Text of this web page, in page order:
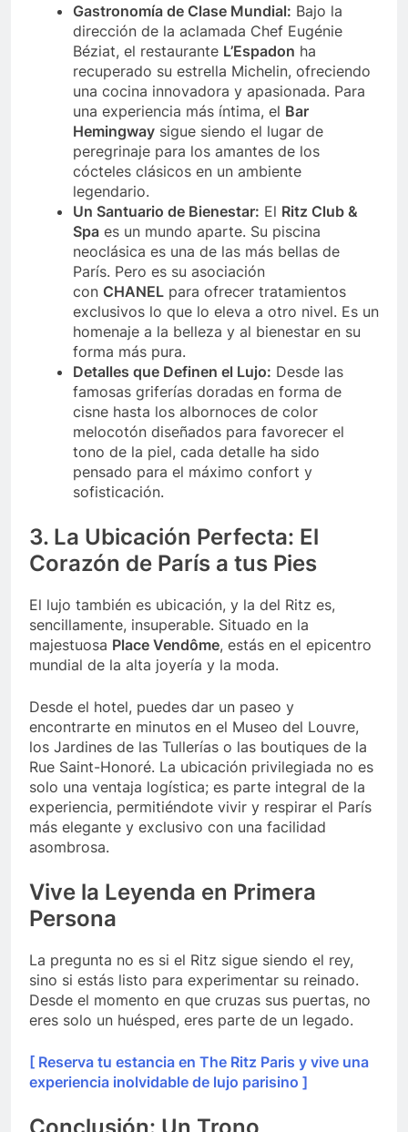
Gastronomía de Clase Mundial: Bajo la
dirección de la aclamada Chef Eugénie
Béziat, el restaurante L’Espadon ha
recuperado su estrella Michelin, ofreciendo
una cocina innovadora y apasionada. Para
una experiencia más íntima, el Bar
Hemingway sigue siendo el lugar de
peregrinaje para los amantes de los
cócteles clásicos en un ambiente
legendario.
Un Santuario de Bienestar: El Ritz Club &
Spa es un mundo aparte. Su piscina
neoclásica es una de las más bellas de
París. Pero es su asociación
con CHANEL para ofrecer tratamientos
exclusivos lo que lo eleva a otro nivel. Es un
homenaje a la belleza y al bienestar en su
forma más pura.
Detalles que Definen el Lujo: Desde las
famosas griferías doradas en forma de
cisne hasta los albornoces de color
melocotón diseñados para favorecer el
tono de la piel, cada detalle ha sido
pensado para el máximo confort y
sofisticación.
3. La Ubicación Perfecta: El
Corazón de París a tus Pies
El lujo también es ubicación, y la del Ritz es,
sencillamente, insuperable. Situado en la
majestuosa Place Vendôme, estás en el epicentro
mundial de la alta joyería y la moda.
Desde el hotel, puedes dar un paseo y
encontrarte en minutos en el Museo del Louvre,
los Jardines de las Tullerías o las boutiques de la
Rue Saint-Honoré. La ubicación privilegiada no es
solo una ventaja logística; es parte integral de la
experiencia, permitiéndote vivir y respirar el París
más elegante y exclusivo con una facilidad
asombrosa.
Vive la Leyenda en Primera
Persona
La pregunta no es si el Ritz sigue siendo el rey,
sino si estás listo para experimentar su reinado.
Desde el momento en que cruzas sus puertas, no
eres solo un huésped, eres parte de un legado.
[ Reserva tu estancia en The Ritz Paris y vive una
experiencia inolvidable de lujo parisino ]
Conclusión: Un Trono